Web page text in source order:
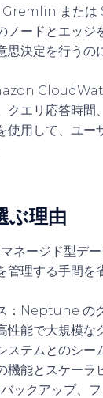
または
ノードとエッ
決定を行うの
クエリ応答時
使用して、ユ
ぶ理由
マネージド型デ
管理する手間
：Neptune の
性能で大規模な
ステムとのシ
機能とスケーラ
ックアップ、